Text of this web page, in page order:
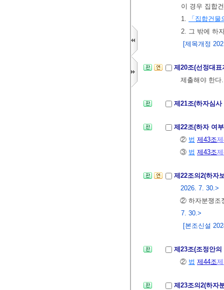
이 경우 집합
1.
「집합건
2. 그 밖에 하
[제목개정
제20조(선정대
제출해야 한
제21조(하자심
제22조(하자 여
② 법 제43조
③ 법 제43조
제22조의2(하자
2026. 7. 30.>
② 하자분쟁조
7. 30.>
[본조신설
제23조(조정안
② 법 제44조
제23조의2(하자